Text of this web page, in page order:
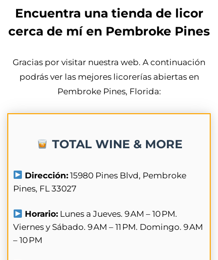
Encuentra una tienda de licor
cerca de mí en Pembroke Pines
Gracias por visitar nuestra web. A continuación
podrás ver las mejores licorerías abiertas en
Pembroke Pines, Florida:
TOTAL WINE & MORE
Dirección: 15980 Pines Blvd, Pembroke
Pines, FL 33027
Horario: Lunes a Jueves. 9 AM – 10 PM.
Viernes y Sábado. 9 AM – 11 PM. Domingo. 9 AM
– 10 PM